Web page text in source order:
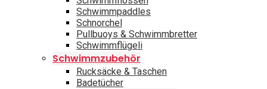
Schwimmpaddles
Schnorchel
Pullbuoys & Schwimmbretter
Schwimmflügeli
Schwimmzubehör
Rucksäcke & Taschen
Badetücher